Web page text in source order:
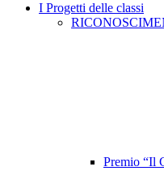
I Progetti delle classi
Premio “Il